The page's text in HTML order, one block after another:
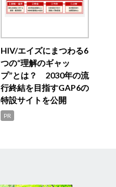
HIV/エイズにまつわる6
つの“理解のギャッ
プ”とは？ 2030年の流
行終結を目指すGAP6の
特設サイトを公開
PR